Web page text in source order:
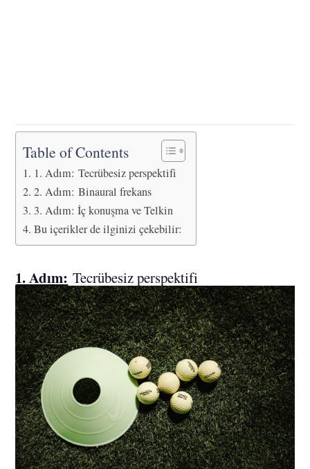
Table of Contents
1. Adım: Tecrübesiz perspektifi
2. Adım: Binaural frekans
3. Adım: İç konuşma ve Telkin
Bu içerikler de ilginizi çekebilir:
1. Adım: Tecrübesiz perspektifi